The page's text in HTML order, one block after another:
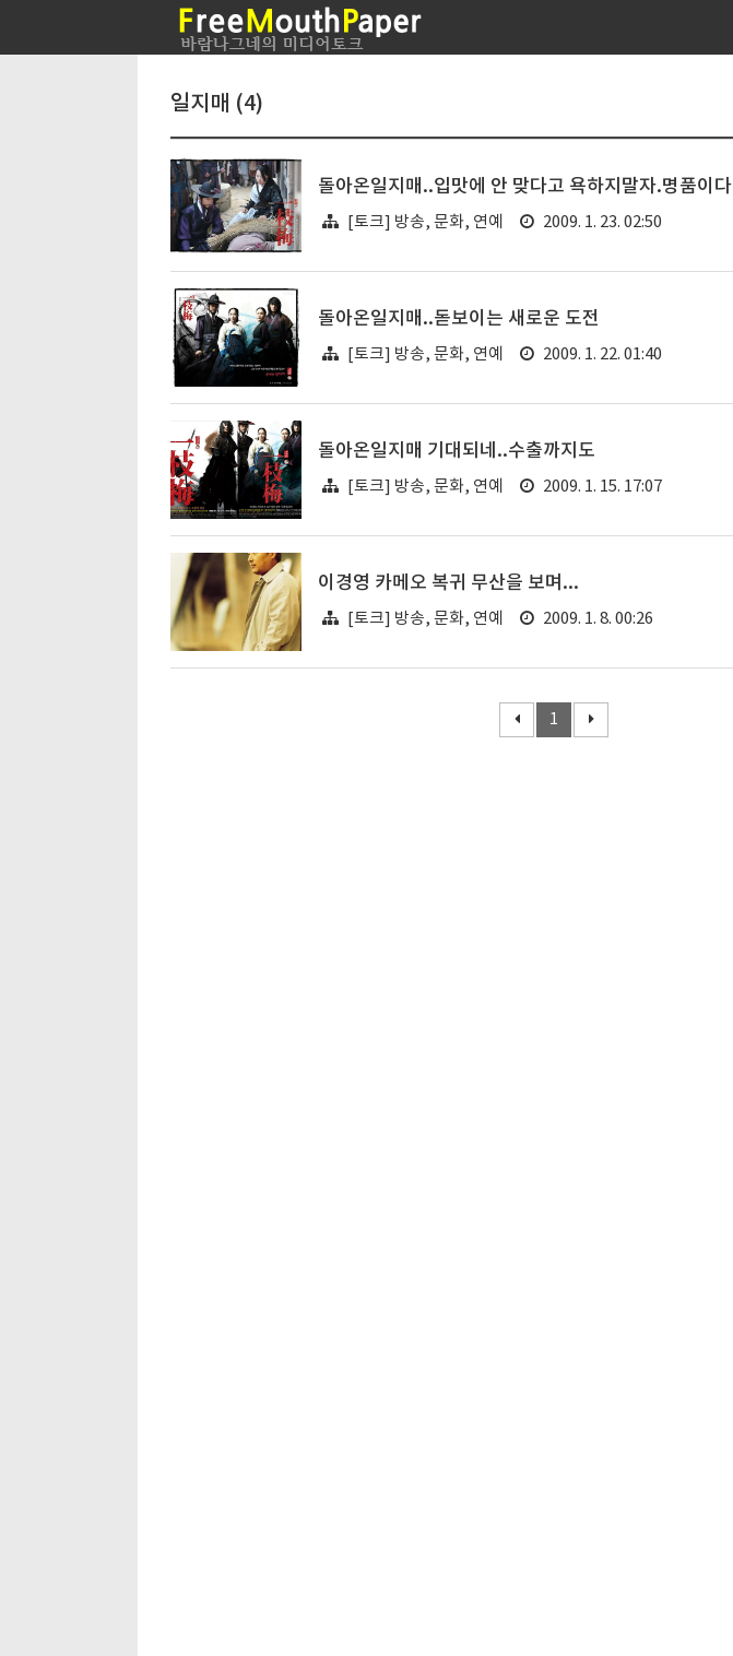
일지매 (4)
돌아온일지매..입맛에 안 맞다고 욕하지말자.명품이다
[토크] 방송, 문화, 연예 2009. 1. 23. 02:50
돌아온일지매..돋보이는 새로운 도전
[토크] 방송, 문화, 연예 2009. 1. 22. 01:40
돌아온일지매 기대되네..수출까지도
[토크] 방송, 문화, 연예 2009. 1. 15. 17:07
이경영 카메오 복귀 무산을 보며...
[토크] 방송, 문화, 연예 2009. 1. 8. 00:26
1